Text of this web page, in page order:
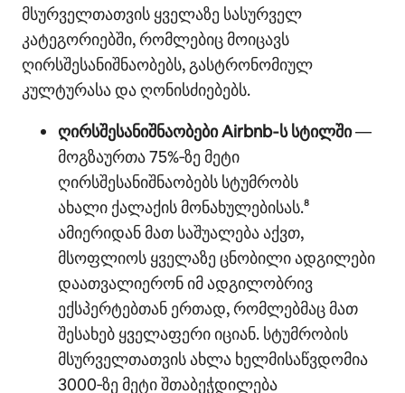
მსურველთათვის ყველაზე სასურველ
კატეგორიებში, რომლებიც მოიცავს
ღირსშესანიშნაობებს, გასტრონომიულ
კულტურასა და ღონისძიებებს.
ღირსშესანიშნაობები Airbnb‑ს სტილში—
მოგზაურთა 75%‑ზე მეტი
ღირსშესანიშნაობებს სტუმრობს
ახალი ქალაქის მონახულებისას.⁸
ამიერიდან მათ საშუალება აქვთ,
მსოფლიოს ყველაზე ცნობილი ადგილები
დაათვალიერონ იმ ადგილობრივ
ექსპერტებთან ერთად, რომლებმაც მათ
შესახებ ყველაფერი იციან. სტუმრობის
მსურველთათვის ახლა ხელმისაწვდომია
3000‑ზე მეტი შთაბეჭდილება